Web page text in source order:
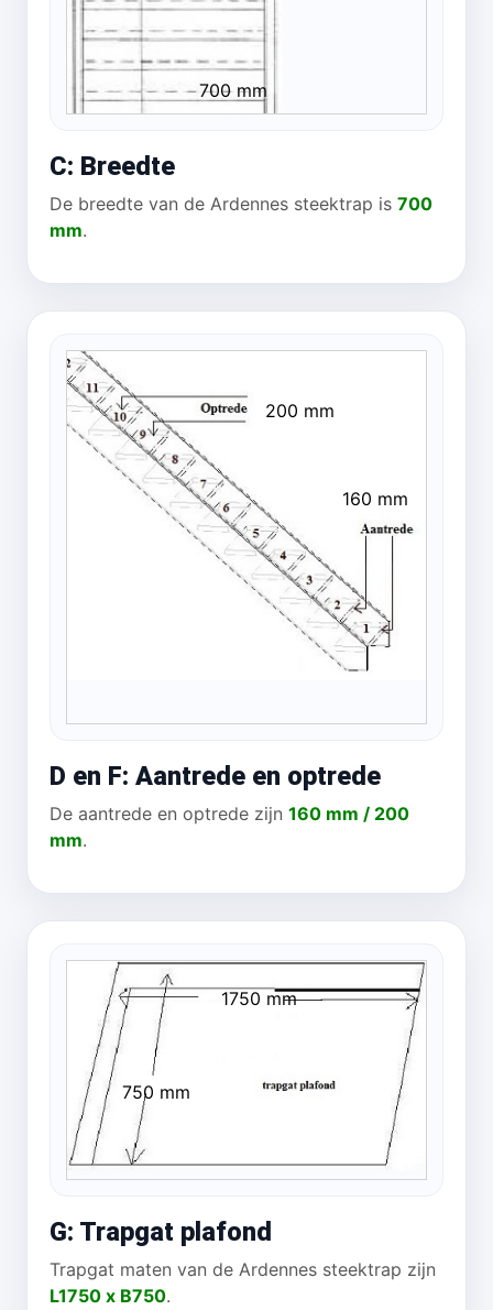
700 mm
C: Breedte
De breedte van de Ardennes steektrap is 700
mm.
200 mm
160 mm
D en F: Aantrede en optrede
De aantrede en optrede zijn 160 mm / 200
mm.
1750 mm
750 mm
G: Trapgat plafond
Trapgat maten van de Ardennes steektrap zijn
L1750 x B750.